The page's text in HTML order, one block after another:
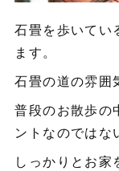
石畳を歩いてい
ます。
石畳の道の雰囲
普段のお散歩の
ントなのではな
しっかりとお家